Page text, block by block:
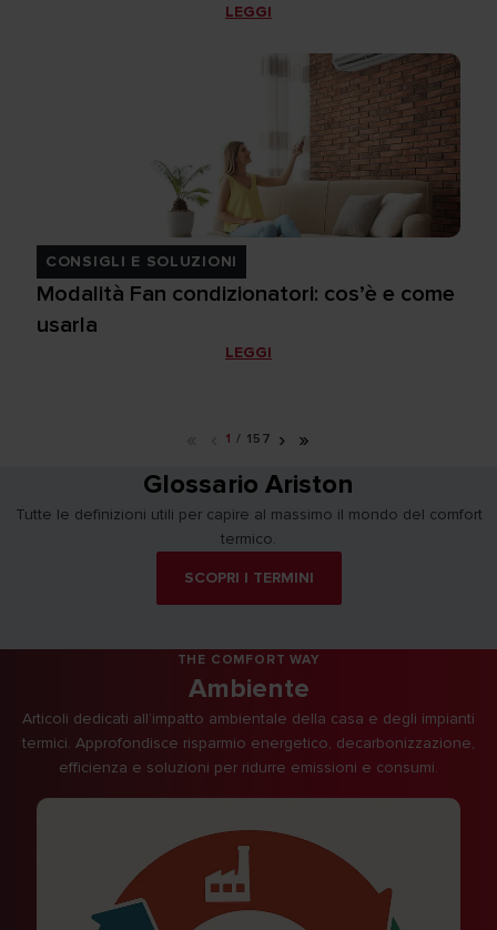
LEGGI
CONSIGLI E SOLUZIONI
Modalità Fan condizionatori: cos’è e come
usarla
LEGGI
1 / 157 › »
Glossario Ariston
Tutte le definizioni utili per capire al massimo il mondo del comfort
termico.
SCOPRI I TERMINI
THE COMFORT WAY
Ambiente
Articoli dedicati all’impatto ambientale della casa e degli impianti
termici. Approfondisce risparmio energetico, decarbonizzazione,
efficienza e soluzioni per ridurre emissioni e consumi.